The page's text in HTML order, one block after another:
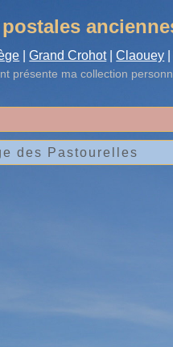
Grand Crohot Claouey
présente ma collection